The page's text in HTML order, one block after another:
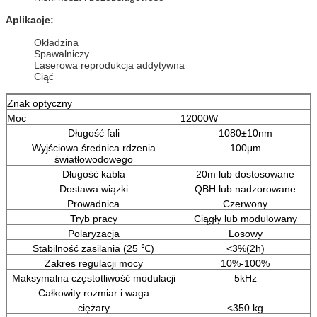
Aplikacje:
Okładzina
Spawalniczy
Laserowa reprodukcja addytywna
Ciąć
Znak optyczny
Moc
12000W
Długość fali
1080±10nm
Wyjściowa średnica rdzenia
światłowodowego
100μm
Długość kabla
20m lub dostosowane
Dostawa wiązki
QBH lub nadzorowane
Prowadnica
Czerwony
Tryb pracy
Ciągły lub modulowany
Polaryzacja
Losowy
Stabilność zasilania (25 ℃)
<3%(2h)
Zakres regulacji mocy
10%-100%
Maksymalna częstotliwość modulacji
5kHz
Całkowity rozmiar i waga
ciężary
<350 kg